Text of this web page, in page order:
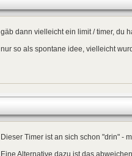
gäb dann vielleicht ein limit / timer, du
nur so als spontane idee, vielleicht
Dieser Timer ist an sich schon "drin" -